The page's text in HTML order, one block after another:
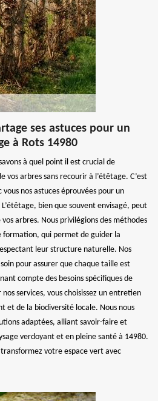
ses astuces pour un
à Rots 14980
à quel point il est crucial de
vos arbres sans recourir à l’étêtage. C’est
nos astuces éprouvées pour un
bien que souvent envisagé, peut
arbres. Nous privilégions des méthodes
formation, qui permet de guider la
leur structure naturelle. Nos
pour assurer que chaque taille est
compte des besoins spécifiques de
services, vous choisissez un entretien
et de la biodiversité locale. Nous nous
adaptées, alliant savoir-faire et
verdoyant et en pleine santé à 14980.
votre espace vert avec